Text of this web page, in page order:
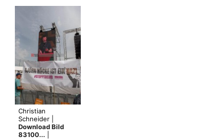
Christian
Schneider |
Download Bild
83100...